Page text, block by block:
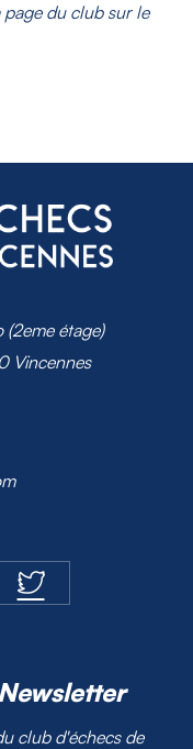
page du club sur le
(2eme étage)
Vincennes
club d'échecs de